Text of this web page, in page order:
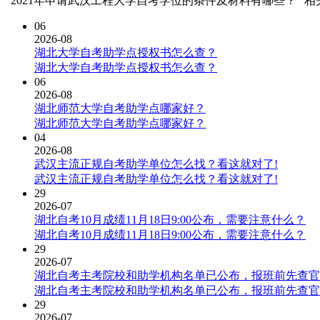
06
2026-08
湖北大学自考助学点授权书怎么查？
湖北大学自考助学点授权书怎么查？
06
2026-08
湖北师范大学自考助学点哪家好？
湖北师范大学自考助学点哪家好？
04
2026-08
武汉主流正规自考助学单位怎么找？看这就对了!
武汉主流正规自考助学单位怎么找？看这就对了!
29
2026-07
湖北自考10月成绩11月18日9:00公布，需要注意什么？
湖北自考10月成绩11月18日9:00公布，需要注意什么？
29
2026-07
湖北自考主考院校和助学机构名单已公布，报班前先查官
湖北自考主考院校和助学机构名单已公布，报班前先查官
29